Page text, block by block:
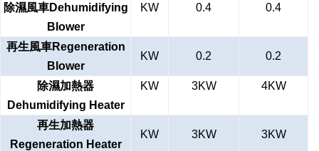
除濕風車Dehumidifying
Blower
KW 0.4 0.4
再生風車Regeneration
Blower
KW 0.2 0.2
除濕加熱器
Dehumidifying Heater
KW 3KW 4KW
再生加熱器
Regeneration Heater
KW 3KW 3KW